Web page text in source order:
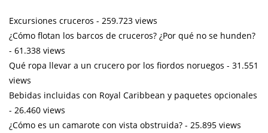
Excursiones cruceros - 259.723 views
¿Cómo flotan los barcos de cruceros? ¿Por qué no se hunden?
- 61.338 views
Qué ropa llevar a un crucero por los fiordos noruegos - 31.551
views
Bebidas incluidas con Royal Caribbean y paquetes opcionales
- 26.460 views
¿Cómo es un camarote con vista obstruida? - 25.895 views